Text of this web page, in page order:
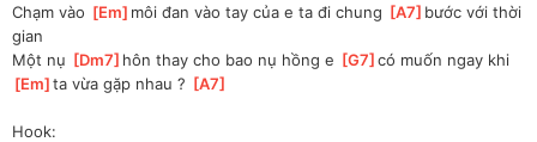
Chạm vào [Em ]môi đan vào tay của e ta đi chung [A7 ]bước với thời
gian
Một nụ [Dm7 ]hôn thay cho bao nụ hồng e [G7 ]
có muốn ngay khi
[Em ]ta vừa gặp nhau ? [A7
Hook: